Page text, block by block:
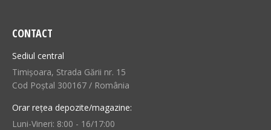
CONTACT
Sediul central
Timișoara, Strada Gării nr. 15
Cod Poștal 300167 / România
Orar rețea depozite/magazine:
Luni-Vineri: 8:00 - 16/17:00